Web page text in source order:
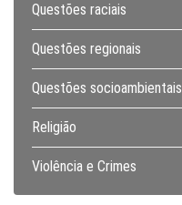
Questões raciais
Questões regionais
Questões socioambientais
Religião
Violência e Crimes